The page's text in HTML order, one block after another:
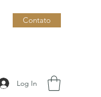
Contato
Log In